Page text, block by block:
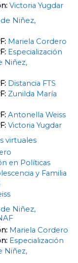
Victoria Yugdar
Niñez,
Mariela Cordero
Especialización
Niñez,
Distancia FTS
Zunilda María
Antonella Weiss
Victoria Yugdar
virtuales
en Políticas
y Familia
Niñez,
Mariela Cordero
Especialización
Niñez,